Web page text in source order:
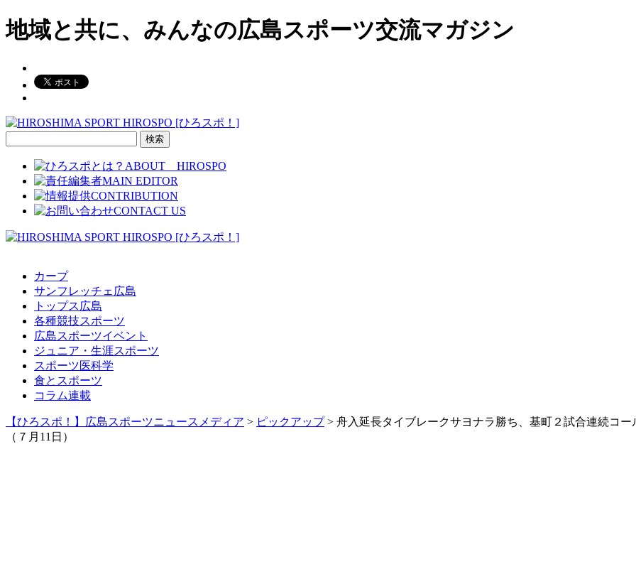
地域と共に、みんなの広島スポーツ交流マガジン
カープ
サンフレッチェ広島
トップス広島
各種競技スポーツ
広島スポーツイベント
ジュニア・生涯スポーツ
スポーツ医科学
食とスポーツ
コラム連載
【ひろスポ！】広島スポーツニュースメディア > ピックアップ> 舟入延長タイブレークサヨナラ勝ち、基町２試合連続コ
（７月11日）